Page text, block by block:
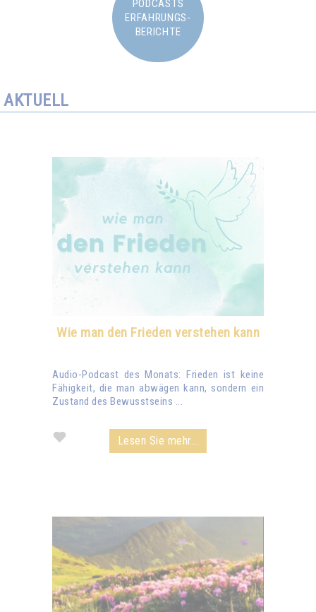
PODCASTS
ERFAHRUNGS-
BERICHTE
AKTUELL
Wie man den Frieden verstehen kann
Audio-Podcast des Monats: Frieden ist keine
Fähigkeit, die man abwägen kann, sondern ein
Zustand des Bewusstseins ...
Lesen Sie mehr...